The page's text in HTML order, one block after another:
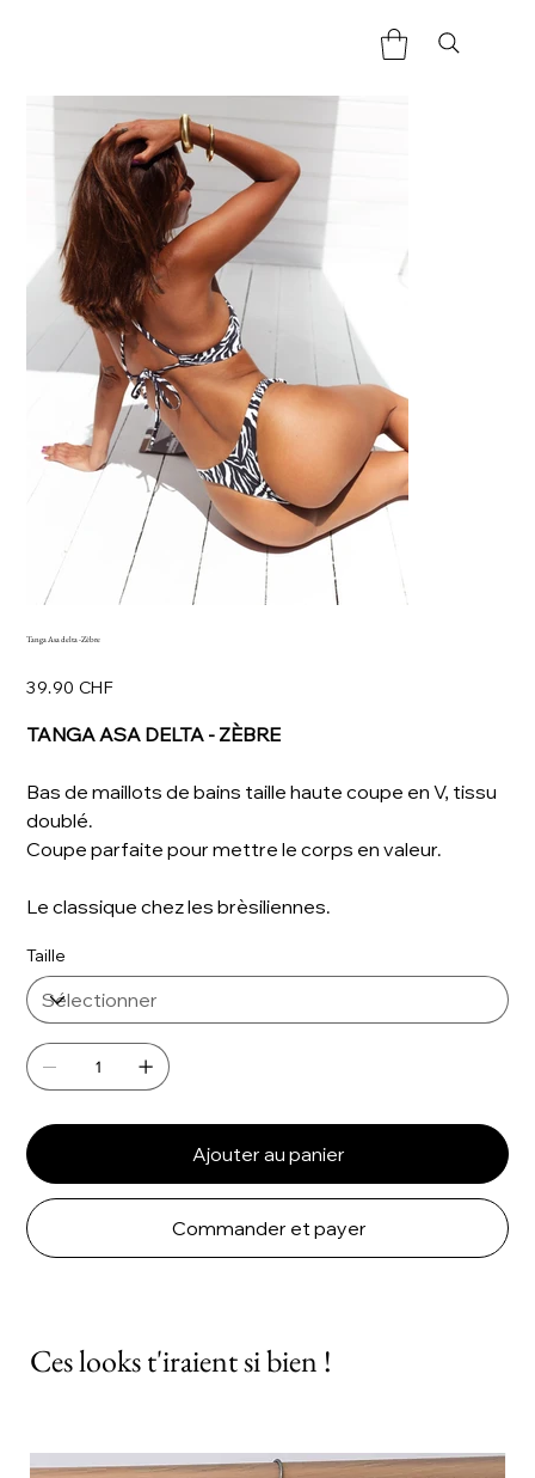
Tanga Asa delta -Zèbre
39.90 CHF
TANGA ASA DELTA - ZÈBRE
Bas de maillots de bains taille haute coupe en V, tissu
doublé.
Coupe parfaite pour mettre le corps en valeur.
Le classique chez les brèsiliennes.
Taille
Ajouter au panier
Commander et payer
Ces looks t'iraient si bien !